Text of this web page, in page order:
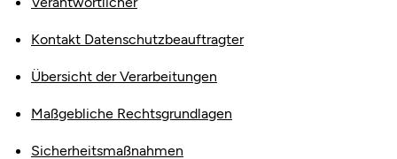
Kontakt Datenschutzbeauftragter
Übersicht der Verarbeitungen
Maßgebliche Rechtsgrundlagen
Sicherheitsmaßnahmen